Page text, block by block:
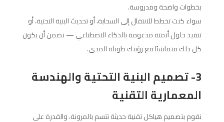
بخطوات واضحة ومدروسة.
سواء كنت تخطط للانتقال إلى السحابة، أو تحديث البنية التحتية، أو
تنفيذ حلول أتمتة مدعومة بالذكاء الاصطناعي — نضمن أن يكون
كل ذلك متماشيًا مع رؤيتك طويلة المدى.
3- تصميم البنية التحتية والهندسة
المعمارية التقنية
نقوم بتصميم هياكل تقنية حديثة تتسم بالمرونة، والقدرة على